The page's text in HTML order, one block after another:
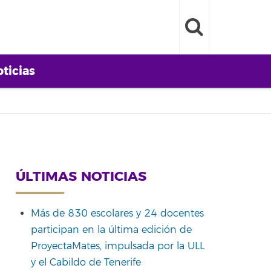
ÚLTIMAS NOTICIAS
Más de 830 escolares y 24 docentes
participan en la última edición de
ProyectaMates, impulsada por la ULL
y el Cabildo de Tenerife